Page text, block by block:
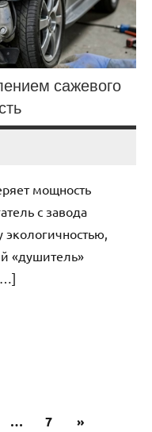
сажевого
мощность
с завода
«душитель»
… 7
Следующие
»